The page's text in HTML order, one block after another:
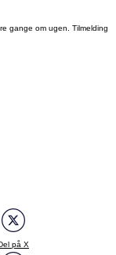
gange om ugen. Tilmelding
på X